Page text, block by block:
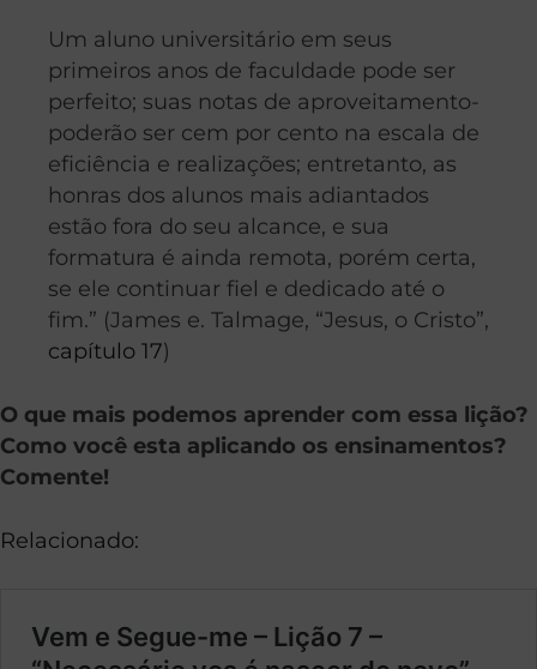
Um aluno universitário em seus
primeiros anos de faculdade pode ser
perfeito; suas notas de aproveitamento-
poderão ser cem por cento na escala de
eficiência e realizações; entretanto, as
honras dos alunos mais adiantados
estão fora do seu alcance, e sua
formatura é ainda remota, porém certa,
se ele continuar fiel e dedicado até o
fim.” (James e. Talmage, “Jesus, o Cristo”,
capítulo 17)
O que mais podemos aprender com essa lição?
Como você esta aplicando os ensinamentos?
Comente!
Relacionado: